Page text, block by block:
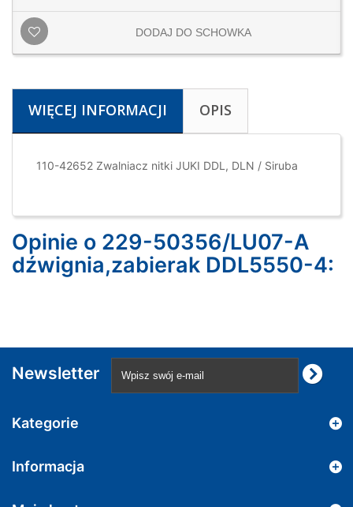
DODAJ DO SCHOWKA
WIĘCEJ INFORMACJI OPIS
110-42652 Zwalniacz nitki JUKI DDL, DLN / Siruba
Opinie o 229-50356/LU07-A
dźwignia,zabierak DDL5550-4:
Newsletter
Kategorie
Informacja